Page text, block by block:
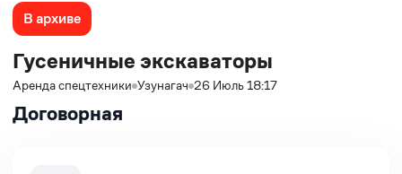
В архиве
Гусеничные экскаваторы
Аренда спецтехники Узунагач 26 Июль 18:17
Договорная